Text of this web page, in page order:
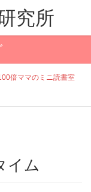
究所
倍ママのミニ読書室
イム